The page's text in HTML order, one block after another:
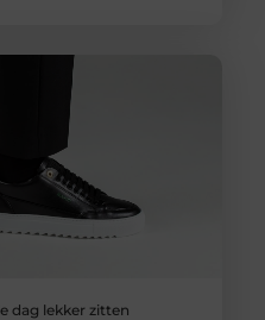
dag lekker zitten